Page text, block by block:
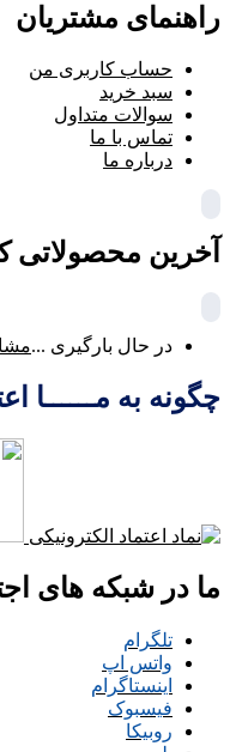
راهنمای مشتریان
حساب کاربری من
سبد خرید
سوالات متداول
تماس با ما
درباره ما
آخرین محصولاتی
در حال بارگیری ...
چگونه به مــــــا
ما در شبکه های
تلگرام
واتس اپ
اینستاگرام
فیسبوک
روبیکا